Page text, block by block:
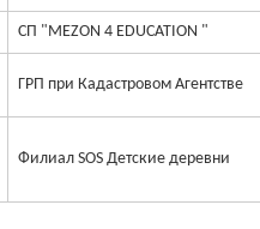
СП "MEZON 4 EDUCATION "
ГРП при Кадастровом Агентстве
Филиал SOS Детские деревни